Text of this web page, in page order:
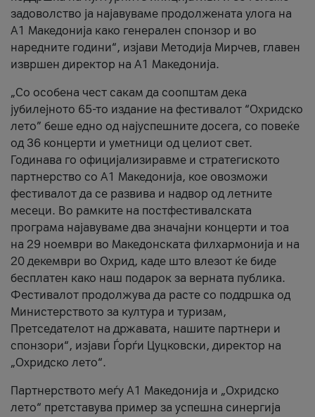
задоволство ја најавуваме продолжената улога на
A1 Македонија како генерален спонзор и во
наредните години“, изјави Методија Мирчев, главен
извршен директор на A1 Македонија.
„Со особена чест сакам да соопштам дека
јубилејното 65-то издание на фестивалот “Охридско
лето” беше едно од најуспешните досега, со повеќе
од 36 концерти и уметници од целиот свет.
Годинава го официјализиравме и стратегиското
партнерство со А1 Македонија, кое овозможи
фестивалот да се развива и надвор од летните
месеци. Во рамките на постфестивалската
програма најавуваме два значајни концерти и тоа
на 29 ноември во Македонската филхармонија и на
20 декември во Охрид, каде што влезот ќе биде
бесплатен како наш подарок за верната публика.
Фестивалот продолжува да расте со поддршка од
Министерството за култура и туризам,
Претседателот на државата, нашите партнери и
спонзори“, изјави Ѓорѓи Цуцковски, директор на
„Охридско лето“.
Партнерството меѓу A1 Македонија и „Охридско
лето“ претставува пример за успешна синергија